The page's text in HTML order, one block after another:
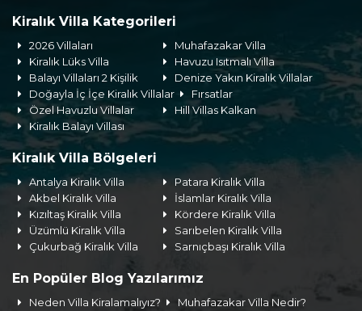
Kiralık Villa Kategorileri
2026 Villaları
Muhafazakar Villa
Kiralık Lüks Villa
Havuzu Isıtmalı Villa
Balayı Villaları 2 Kişilik
Denize Yakın Kiralık Villalar
Doğayla İç İçe Kiralık Villalar
Fırsatlar
Özel Havuzlu Villalar
Hill Villas Kalkan
Kiralık Balayı Villası
Kiralık Villa Bölgeleri
Antalya Kiralık Villa
Patara Kiralık Villa
Akbel Kiralık Villa
İslamlar Kiralık Villa
Kızıltaş Kiralık Villa
Kördere Kiralık Villa
Üzümlü Kiralık Villa
Sarıbelen Kiralık Villa
Çukurbağ Kiralık Villa
Sarnıçbaşı Kiralık Villa
En Popüler Blog Yazılarımız
Neden Villa Kiralamalıyız?
Muhafazakar Villa Nedir?